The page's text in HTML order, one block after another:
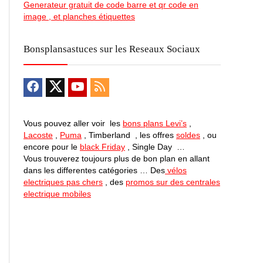
Generateur gratuit de code barre et qr code en
image , et planches étiquettes
Bonsplansastuces sur les Reseaux Sociaux
Vous pouvez aller voir les bons plans Levi’s
Lacoste
Puma , Timberland , les offres soldes , ou
encore pour le black Friday , Single Day …
Vous trouverez toujours plus de bon plan en allant
dans les differentes catégories … Des vélos
electriques pas chers , des promos sur des centrales
electrique mobiles